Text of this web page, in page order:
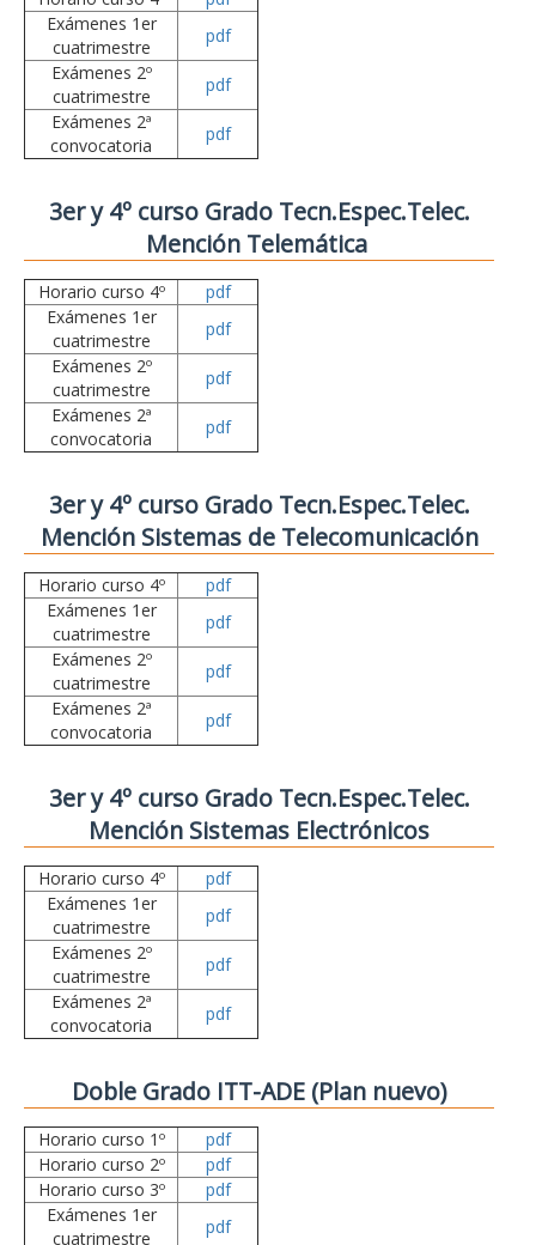
Exámenes 1er
cuatrimestre
pdf
Exámenes 2º
cuatrimestre
pdf
Exámenes 2ª
convocatoria
pdf
3er y 4º curso Grado Tecn.Espec.Telec.
Mención Telemática
Horario curso 4º
pdf
Exámenes 1er
cuatrimestre
pdf
Exámenes 2º
cuatrimestre
pdf
Exámenes 2ª
convocatoria
pdf
3er y 4º curso Grado Tecn.Espec.Telec.
Mención Sistemas de Telecomunicación
Horario curso 4º
pdf
Exámenes 1er
cuatrimestre
pdf
Exámenes 2º
cuatrimestre
pdf
Exámenes 2ª
convocatoria
pdf
3er y 4º curso Grado Tecn.Espec.Telec.
Mención Sistemas Electrónicos
Horario curso 4º
pdf
Exámenes 1er
cuatrimestre
pdf
Exámenes 2º
cuatrimestre
pdf
Exámenes 2ª
convocatoria
pdf
Doble Grado ITT-ADE (Plan nuevo)
Horario curso 1º
pdf
Horario curso 2º
pdf
Horario curso 3º
pdf
Exámenes 1er
cuatrimestre
pdf